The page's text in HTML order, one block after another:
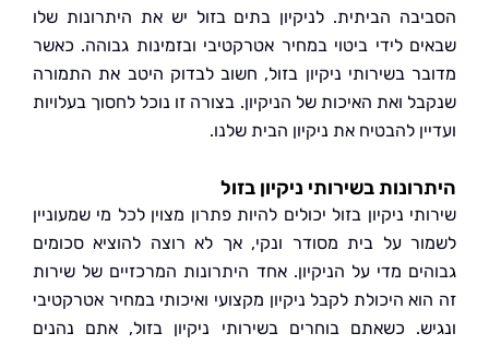
הביתית. לניקיון בתים בזול יש את היתרונות שלו
לידי ביטוי במחיר אטרקטיבי ובזמינות גבוהה. כאשר
בשירותי ניקיון בזול, חשוב לבדוק היטב את התמורה
ואת האיכות של הניקיון. בצורה זו נוכל לחסוך בעלויות
להבטיח את ניקיון הבית שלנו.
בשירותי ניקיון בזול
ניקיון בזול יכולים להיות פתרון מצוין לכל מי שמעוניין
על בית מסודר ונקי, אך לא רוצה להוציא סכומים
מדי על הניקיון. אחד היתרונות המרכזיים של שירות
היכולת לקבל ניקיון מקצועי ואיכותי במחיר אטרקטיבי
כשאתם בוחרים בשירותי ניקיון בזול, אתם נהנים